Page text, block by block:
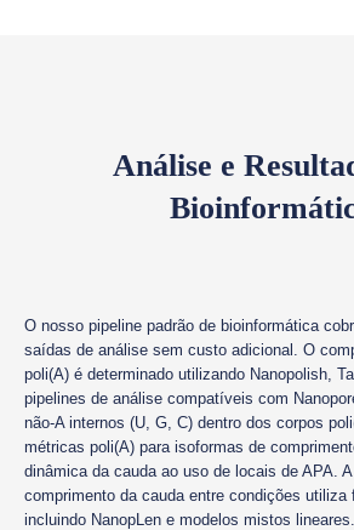
Análise e
O nosso pipeline padrão de bioinformática
saídas de análise sem custo adicional. O
poli(A) é determinado utilizando Nanopolish,
pipelines de análise compatíveis com
não-A internos (U, G, C) dentro dos corpos
métricas poli(A) para isoformas de
dinâmica da cauda ao uso de locais de APA.
comprimento da cauda entre condições utiliza
incluindo NanopLen e modelos mistos lineares.